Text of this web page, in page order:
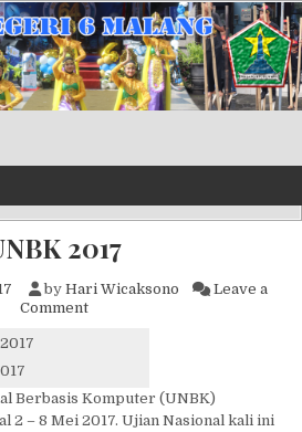
2017
by Hari Wicaksono
Leave a
Commenton UNBK 2017
Berbasis Komputer (UNBK)
2 – 8 Mei 2017. Ujian Nasional kali ini